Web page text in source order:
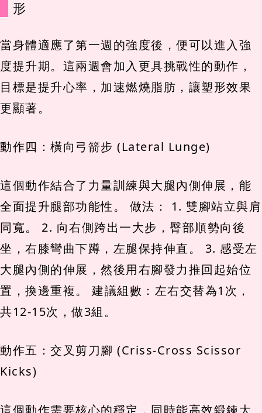
形
當身體適應了第一週的強度後，便可以進入強
度提升期。這兩週會加入更具挑戰性的動作，
目標是提升心率，加速燃燒脂肪，讓塑形效果
更顯著。
動作四：橫向弓箭步 (Lateral Lunge)
這個動作結合了力量訓練與大腿內側伸展，能
全面提升腿部功能性。 做法： 1. 雙腳站立與肩
同寬。 2. 向右側跨出一大步，臀部順勢向後
坐，右膝彎曲下蹲，左腿保持伸直。 3. 感受左
大腿內側的伸展，然後用右腳發力推回起始位
置，換邊重複。 建議組數：左右交替為1次，
共12-15次，做3組。
動作五：交叉剪刀腳 (Criss-Cross Scissor
Kicks)
這個動作需要核心的穩定，同時能高效鍛鍊大